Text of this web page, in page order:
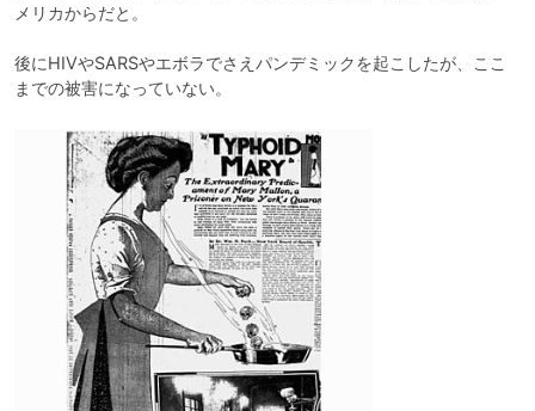
メリカからだと。
後にHIVやSARSやエボラでさえパンデミックを起こしたが、ここ
までの被害になっていない。